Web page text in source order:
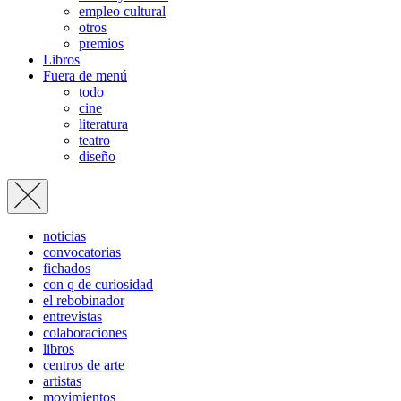
empleo cultural
otros
premios
Libros
Fuera de menú
todo
cine
literatura
teatro
diseño
noticias
convocatorias
fichados
con q de curiosidad
el rebobinador
entrevistas
colaboraciones
libros
centros de arte
artistas
movimientos